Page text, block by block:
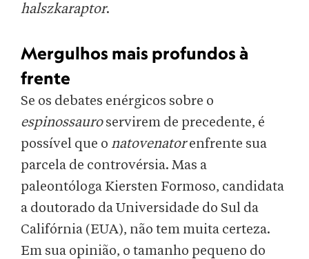
halszkaraptor.
Mergulhos mais profundos à
frente
Se os debates enérgicos sobre o
espinossauroservirem de precedente, é
possível que o natovenatorenfrente sua
parcela de controvérsia. Mas a
paleontóloga Kiersten Formoso, candidata
a doutorado da Universidade do Sul da
Califórnia (EUA), não tem muita certeza.
Em sua opinião, o tamanho pequeno do